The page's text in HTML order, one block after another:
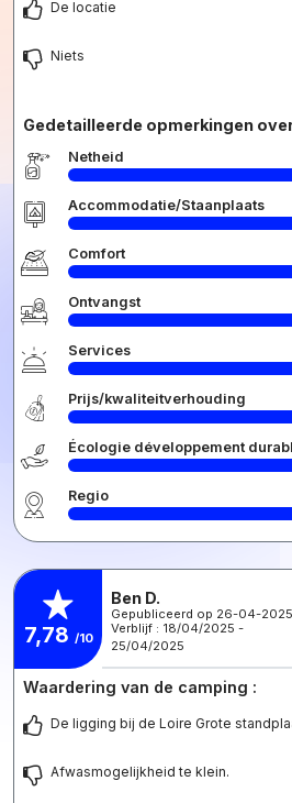
De locatie
Niets
Gedetailleerde opmerkingen
Netheid
Accommodatie/Staanplaats
Comfort
Ontvangst
Services
Prijs/kwaliteitverhouding
Écologie développement
Regio
7,78 /10
Ben D.
Gepubliceerd op 26-04-2025
Verblijf : 18/04/2025 -
25/04/2025
Waardering van de camping :
De ligging bij de Loire Grote
Afwasmogelijkheid te klein.